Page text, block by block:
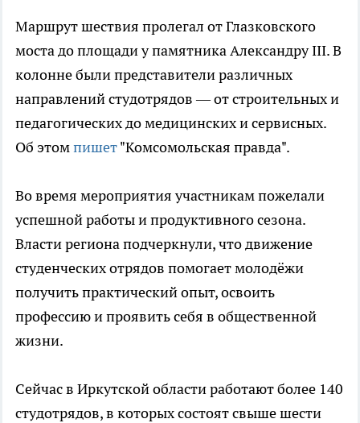
Маршрут шествия пролегал от Глазковского
моста до площади у памятника Александру III. В
колонне были представители различных
направлений студотрядов — от строительных и
педагогических до медицинских и сервисных.
Об этомпишет"Комсомольская правда".
Во время мероприятия участникам пожелали
успешной работы и продуктивного сезона.
Власти региона подчеркнули, что движение
студенческих отрядов помогает молодёжи
получить практический опыт, освоить
профессию и проявить себя в общественной
жизни.
Сейчас в Иркутской области работают более 140
студотрядов, в которых состоят свыше шести